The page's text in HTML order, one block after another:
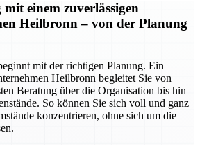
mit einem zuverlässigen
Heilbronn – von der Planung
mit der richtigen Planung. Ein
Heilbronn begleitet Sie von
Beratung über die Organisation bis hin
So können Sie sich voll und ganz
konzentrieren, ohne sich um die